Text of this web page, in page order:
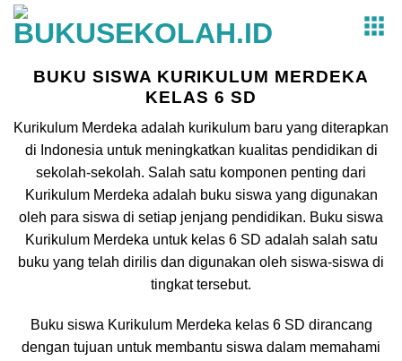
Skip
BUKU SISWA KURIKULUM MERDEKA
KELAS 6 SD
Kurikulum Merdeka adalah kurikulum baru yang diterapkan
di Indonesia untuk meningkatkan kualitas pendidikan di
sekolah-sekolah. Salah satu komponen penting dari
Kurikulum Merdeka adalah buku siswa yang digunakan
oleh para siswa di setiap jenjang pendidikan. Buku siswa
Kurikulum Merdeka untuk kelas 6 SD adalah salah satu
buku yang telah dirilis dan digunakan oleh siswa-siswa di
tingkat tersebut.
Buku siswa Kurikulum Merdeka kelas 6 SD dirancang
dengan tujuan untuk membantu siswa dalam memahami